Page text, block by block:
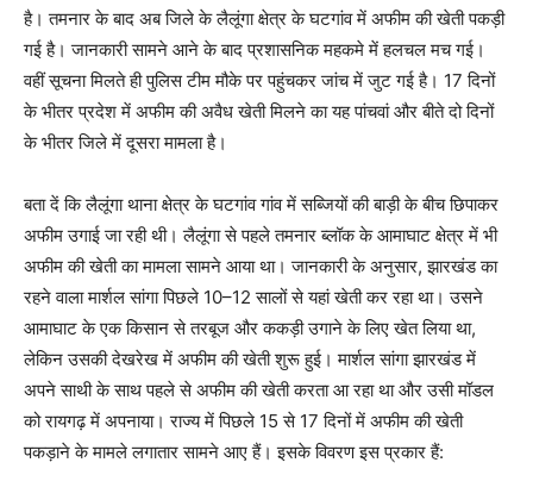
है। तमनार के बाद अब जिले के लैलूंगा क्षेत्र के घटगांव में अफीम की खेती पकड़ी
गई है। जानकारी सामने आने के बाद प्रशासनिक महकमे में हलचल मच गई।
वहीं सूचना मिलते ही पुलिस टीम मौके पर पहुंचकर जांच में जुट गई है। 17 दिनों
के भीतर प्रदेश में अफीम की अवैध खेती मिलने का यह पांचवां और बीते दो दिनों
के भीतर जिले में दूसरा मामला है।
बता दें कि लैलूंगा थाना क्षेत्र के घटगांव गांव में सब्जियों की बाड़ी के बीच छिपाकर
अफीम उगाई जा रही थी। लैलूंगा से पहले तमनार ब्लॉक के आमाघाट क्षेत्र में भी
अफीम की खेती का मामला सामने आया था। जानकारी के अनुसार, झारखंड का
रहने वाला मार्शल सांगा पिछले 10–12 सालों से यहां खेती कर रहा था। उसने
आमाघाट के एक किसान से तरबूज और ककड़ी उगाने के लिए खेत लिया था,
लेकिन उसकी देखरेख में अफीम की खेती शुरू हुई। मार्शल सांगा झारखंड में
अपने साथी के साथ पहले से अफीम की खेती करता आ रहा था और उसी मॉडल
को रायगढ़ में अपनाया। राज्य में पिछले 15 से 17 दिनों में अफीम की खेती
पकड़ाने के मामले लगातार सामने आए हैं। इसके विवरण इस प्रकार हैं: